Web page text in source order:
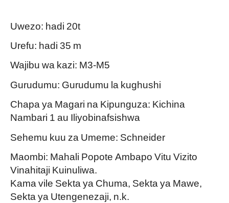
Uwezo: hadi 20t
Urefu: hadi 35 m
Wajibu wa kazi: M3-M5
Gurudumu: Gurudumu la kughushi
Chapa ya Magari na Kipunguza: Kichina
Nambari 1 au Iliyobinafsishwa
Sehemu kuu za Umeme: Schneider
Maombi: Mahali Popote Ambapo Vitu Vizito
Vinahitaji Kuinuliwa.
Kama vile Sekta ya Chuma, Sekta ya Mawe,
Sekta ya Utengenezaji, n.k.